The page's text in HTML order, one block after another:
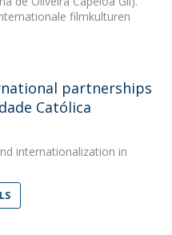
filmkulturen
partnerships
Católica
internationalization in